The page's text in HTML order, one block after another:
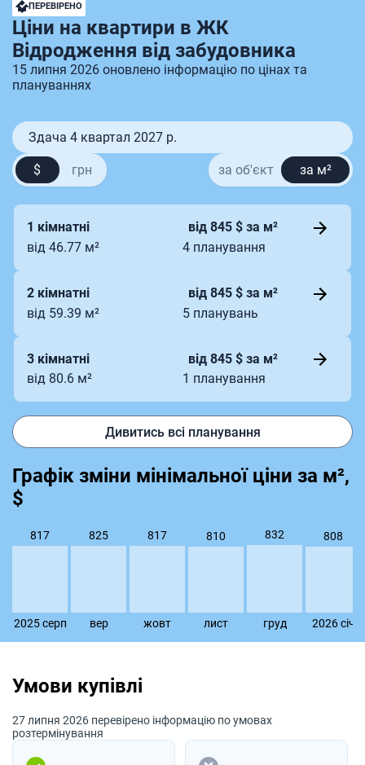
ПЕРЕВІРЕНО
Ціни на квартири в ЖК
Відродження від забудовника
15 липня 2026 оновлено інформацію по цінах та
плануваннях
Здача 4 квартал 2027 р.
$ грн за об'єкт за м²
1 кімнатні
від 845 $ за м²
від 46.77 м²
4 планування
2 кімнатні
від 845 $ за м²
від 59.39 м²
5 планувань
3 кімнатні
від 845 $ за м²
від 80.6 м²
1 планування
Дивитись всі планування
Графік зміни мінімальної ціни за м²,
$
817
2025 серп
825
вер
817
жовт
810
лист
832
груд
808
2026 сiч
Умови купівлі
27 липня 2026 перевірено інформацію по умовах
розтермінування